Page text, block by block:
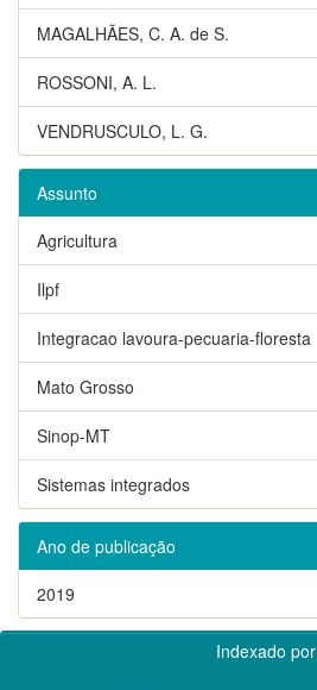
MAGALHÃES, C. A. de S.
ROSSONI, A. L.
VENDRUSCULO, L. G.
Assunto
Agricultura
Ilpf
Integracao lavoura-pecuaria-floresta
Mato Grosso
Sinop-MT
Sistemas integrados
Ano de publicação
2019
Indexado por